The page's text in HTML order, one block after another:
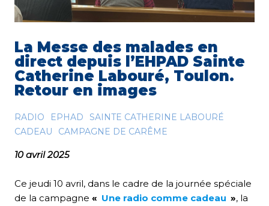
La Messe des malades en
direct depuis l’EHPAD Sainte
Catherine Labouré, Toulon.
Retour en images
RADIO EPHAD
SAINTE CATHERINE LABOURÉ
CADEAU
CAMPAGNE DE CARÊME
10 avril 2025
Ce jeudi 10 avril, dans le cadre de la journée spéciale
de la campagne « Une radio comme cadeau », la